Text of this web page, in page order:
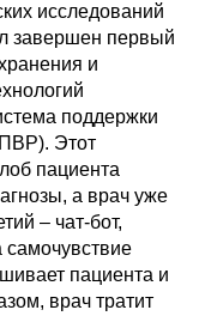
исследований
завершен первый
и
поддержки
Этот
пациента
а врач уже
– чат-бот,
пациента и
врач тратит